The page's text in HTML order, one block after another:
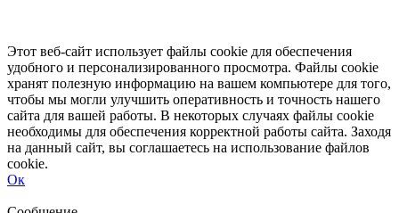
Этот веб-сайт использует файлы cookie для обеспечения
удобного и персонализированного просмотра. Файлы cookie
хранят полезную информацию на вашем компьютере для того,
чтобы мы могли улучшить оперативность и точность нашего
сайта для вашей работы. В некоторых случаях файлы cookie
необходимы для обеспечения корректной работы сайта. Заходя
на данный сайт, вы соглашаетесь на использование файлов
cookie.
Ок